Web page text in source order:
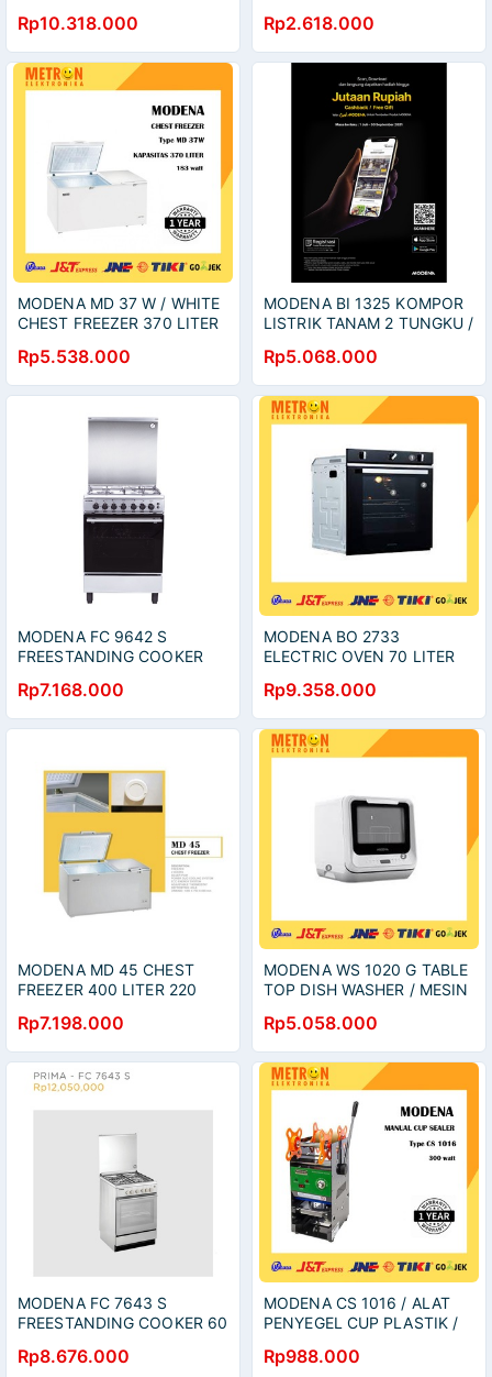
Rp10.318.000 Rp2.618.000
MODENA MD 37 W / WHITE
CHEST FREEZER 370 LITER
Rp5.538.000
MODENA BI 1325 KOMPOR
LISTRIK TANAM 2 TUNGKU /
Rp5.068.000
MODENA FC 9642 S
FREESTANDING COOKER
Rp7.168.000
MODENA BO 2733
ELECTRIC OVEN 70 LITER
Rp9.358.000
MODENA MD 45 CHEST
FREEZER 400 LITER 220
Rp7.198.000
MODENA WS 1020 G TABLE
TOP DISH WASHER / MESIN
Rp5.058.000
MODENA FC 7643 S
FREESTANDING COOKER 60
Rp8.676.000
MODENA CS 1016 / ALAT
PENYEGEL CUP PLASTIK /
CS1016
Rp988.000